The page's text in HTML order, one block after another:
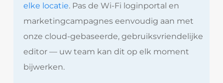
elke locatie. Pas de Wi-Fi loginportal en
marketingcampagnes eenvoudig aan met
onze cloud-gebaseerde, gebruiksvriendelijke
editor — uw team kan dit op elk moment
bijwerken.